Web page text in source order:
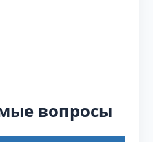
вопросы